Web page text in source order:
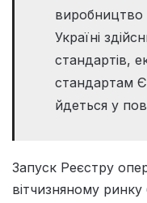
виробництво
Україні
стандартів,
стандартам
йдеться у
Запуск Реєстру
вітчизняному